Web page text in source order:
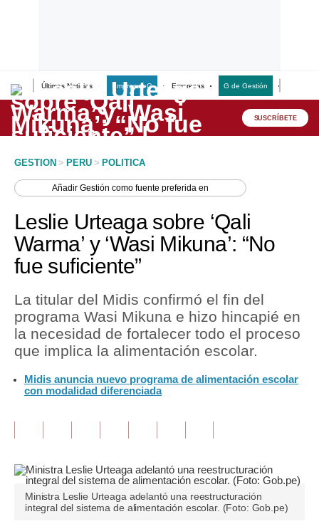
Últimas Noticias Empresas G Empresas G de Gestión
Lo último
Peru Quiosco
Economía
Mercados
Política
Tu Dinero
Finanzas Personales
Editorial
Pregunta de hoy
SUSCRÍBETE
GESTION > PERU > POLITICA
AñadirGestión como fuente preferida en
Leslie Urteaga sobre ‘Qali
Warma’ y ‘Wasi Mikuna’: “No
fue suficiente”
La titular del Midis confirmó el fin del
programa Wasi Mikuna e hizo hincapié en
la necesidad de fortalecer todo el proceso
que implica la alimentación escolar.
Midis anuncia nuevo programa de alimentación escolar
con modalidad diferenciada
Ministra Leslie Urteaga adelantó una reestructuración
integral del sistema de alimentación escolar. (Foto: Gob.pe)